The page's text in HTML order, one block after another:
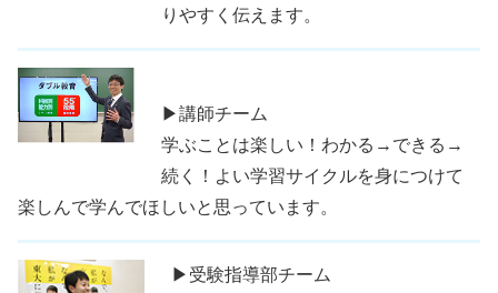
りやすく伝えます。
▶講師チーム
学ぶことは楽しい！わかる→できる→
続く！よい学習サイクルを身につけて
楽しんで学んでほしいと思っています。
▶受験指導部チーム